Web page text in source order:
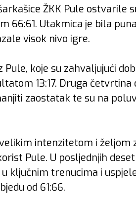
ŽKK Pule ostvarile
66:61. Utakmica je bila
visok nivo igre.
koje su zahvaljujući
13:17. Druga
zaostatak te su na
intenzitetom i željom
Pule. U posljednjih
ključnim trenucima i
od 61:66.